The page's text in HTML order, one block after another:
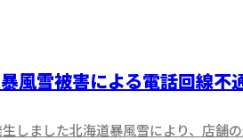
風雪被害による電話回線不
しました北海道暴風雪により、店舗